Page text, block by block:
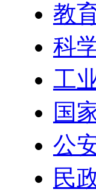
教
科
工
国
公
民